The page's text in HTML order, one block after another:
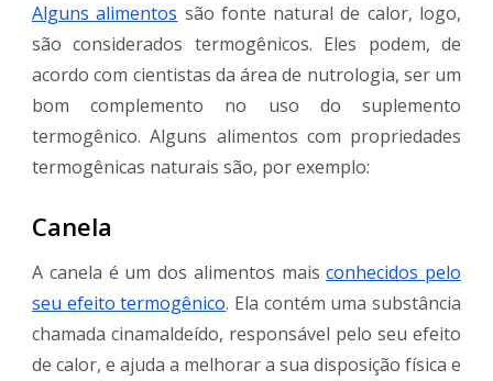
Alguns alimentos são fonte natural de calor, logo,
são considerados termogênicos. Eles podem, de
acordo com cientistas da área de nutrologia, ser um
bom complemento no uso do suplemento
termogênico. Alguns alimentos com propriedades
termogênicas naturais são, por exemplo:
Canela
A canela é um dos alimentos maisconhecidos pelo
seu efeito termogênico. Ela contém uma substância
chamada cinamaldeído, responsável pelo seu efeito
de calor, e ajuda a melhorar a sua disposição física e